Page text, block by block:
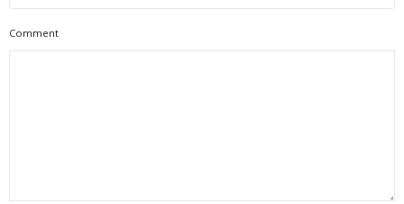
Comment